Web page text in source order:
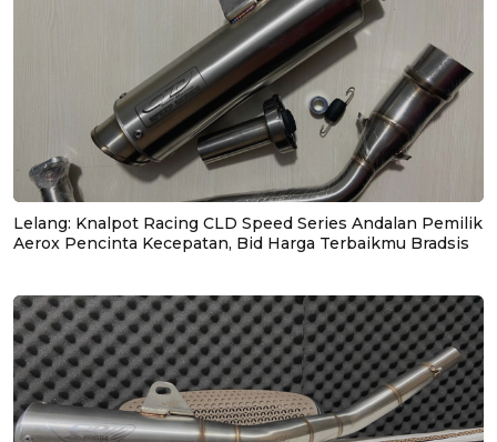
Lelang: Knalpot Racing CLD Speed Series Andalan Pemilik
Aerox Pencinta Kecepatan, Bid Harga Terbaikmu Bradsis